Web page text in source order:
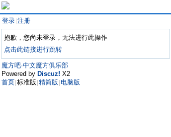
登录 注册
抱歉，您尚未登录，无法进行此操作
点击此链接进行跳转
魔方吧·中文魔方俱乐部
Powered by Discuz! X2
首页 标准版 精简版 电脑版